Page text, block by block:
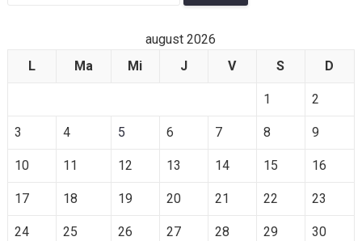
august 2026
L
Ma Mi J V S D
1 2
3 4 5 6 7 8 9
10 11 12 13 14 15 16
17 18 19 20 21 22 23
24 25 26 27 28 29 30